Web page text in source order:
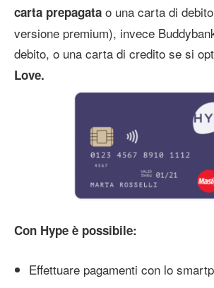
carta prepagata o una carta di
versione premium), invece
debito, o una carta di credito se si
Love.
Con Hype è possibile:
Effettuare pagamenti con lo